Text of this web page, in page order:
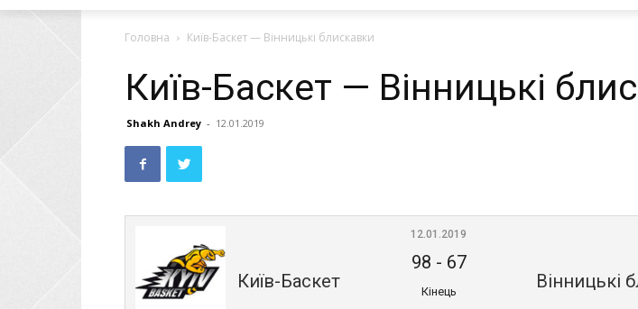
Головна Київ-Баскет — Вінницькі блискавки
Київ-Баскет — Вінницькі
Shakh Andrey - 12.01.2019
Київ-Баскет Вінницькі
12.01.2019
98 - 67
Кінець